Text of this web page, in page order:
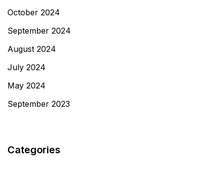
October 2024
September 2024
August 2024
July 2024
May 2024
September 2023
Categories